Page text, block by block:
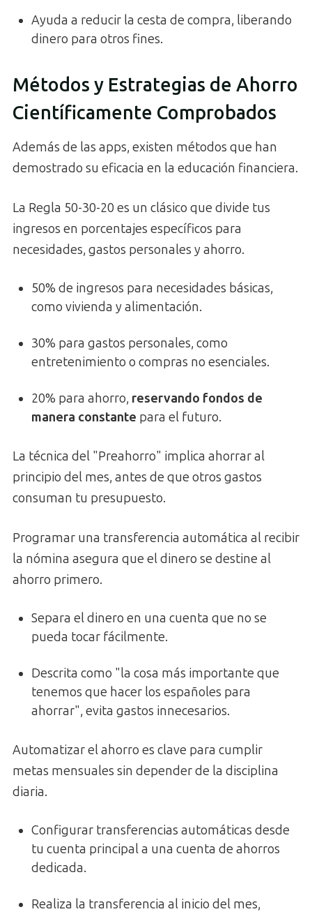
Ayuda a reducir la cesta de compra, liberando
dinero para otros fines.
Métodos y Estrategias de Ahorro
Científicamente Comprobados
Además de las apps, existen métodos que han
demostrado su eficacia en la educación financiera.
La Regla 50-30-20 es un clásico que divide tus
ingresos en porcentajes específicos para
necesidades, gastos personales y ahorro.
50% de ingresos para necesidades básicas,
como vivienda y alimentación.
30% para gastos personales, como
entretenimiento o compras no esenciales.
20% para ahorro, reservando fondos de
manera constante para el futuro.
La técnica del "Preahorro" implica ahorrar al
principio del mes, antes de que otros gastos
consuman tu presupuesto.
Programar una transferencia automática al recibir
la nómina asegura que el dinero se destine al
ahorro primero.
Separa el dinero en una cuenta que no se
pueda tocar fácilmente.
Descrita como "la cosa más importante que
tenemos que hacer los españoles para
ahorrar", evita gastos innecesarios.
Automatizar el ahorro es clave para cumplir
metas mensuales sin depender de la disciplina
diaria.
Configurar transferencias automáticas desde
tu cuenta principal a una cuenta de ahorros
dedicada.
Realiza la transferencia al inicio del mes,